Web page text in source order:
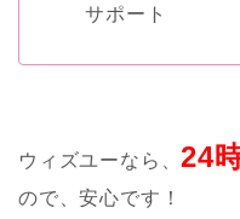
サポート
ウィズユーなら、24
ので、安心です！